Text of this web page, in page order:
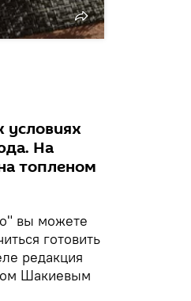
условиях
На
топленом
вы можете
готовить
редакция
Шакиевым